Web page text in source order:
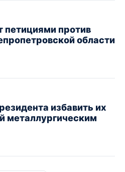
петициями против
области
избавить их
металлургическим